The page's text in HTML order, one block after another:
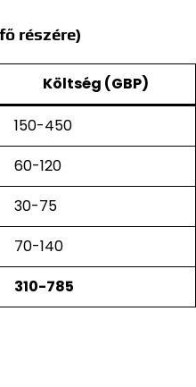
részére)
Költség (GBP)
150-450
60-120
30-75
70-140
310-785